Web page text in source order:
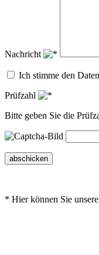
Nachricht
Ich stimme den
Prüfzahl
Bitte geben Sie die
abschicken
* Hier können Sie unsere